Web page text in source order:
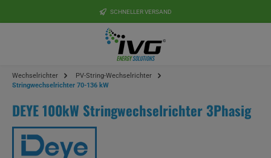
SCHNELLER VERSAND
Wechselrichter
PV-String-Wechselrichter
Stringwechselrichter 70-136 kW
DEYE 100kW Stringwechselrichter 3Phasig